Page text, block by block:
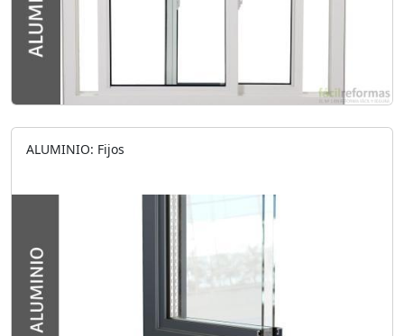
ALUMINIO: Fijos